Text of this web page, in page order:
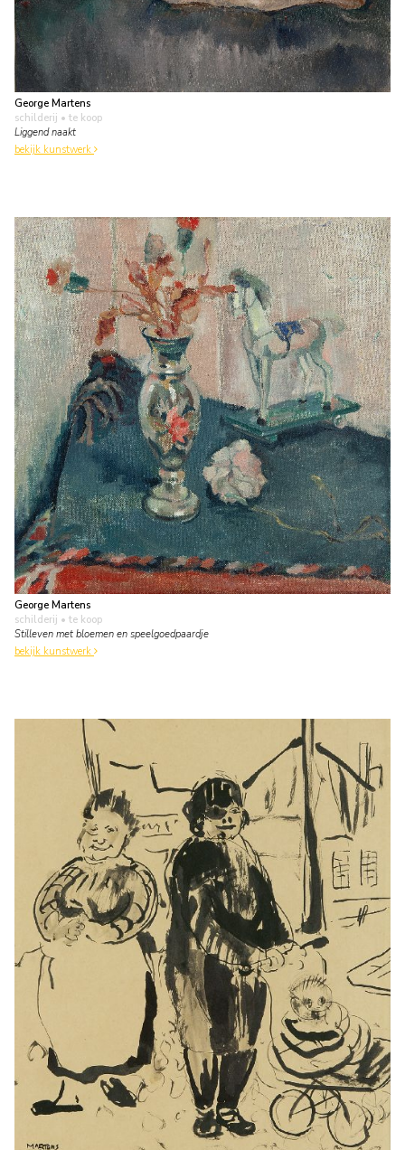
George Martens
schilderij • te koop
Liggend naakt
bekijk kunstwerk
George Martens
schilderij • te koop
Stilleven met bloemen en speelgoedpaardje
bekijk kunstwerk